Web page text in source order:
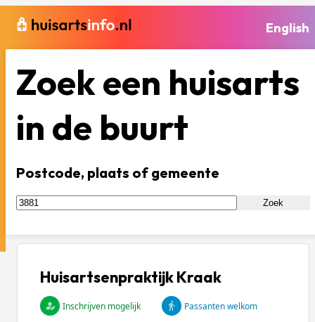
English
Zoek een huisarts
in de buurt
Postcode, plaats of gemeente
Zoek
Huisartsenpraktijk Kraak
Inschrijven mogelijk Passanten welkom